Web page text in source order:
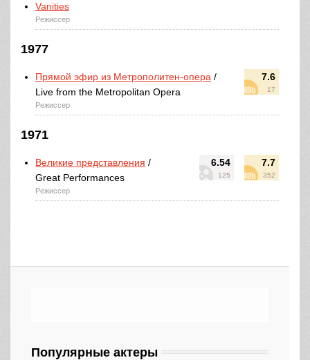
Vanities
Режиссер
1977
7.6
17
Прямой эфир из Метрополитен-опера /
Live from the Metropolitan Opera
Режиссер
1971
6.54
125
7.7
352
Великие представления /
Great Performances
Режиссер
Популярные актеры